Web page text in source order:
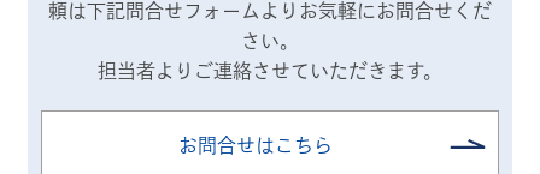
頼は下記問合せフォームよりお気軽にお問合せくだ
さい。
担当者よりご連絡させていただきます。
お問合せはこちら